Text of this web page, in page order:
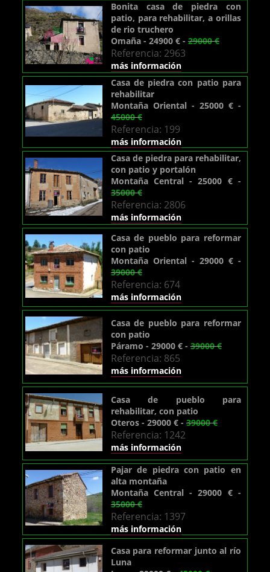
Bonita casa de piedra con
patio, para rehabilitar, a orillas
de rio truchero
Omaña - 24900 € - 29000 €
Referencia: 2963
más información
Casa de piedra con patio para
rehabilitar
Montaña Oriental - 25000 € -
45000 €
Referencia: 199
más información
Casa de piedra para rehabilitar,
con patio y portalón
Montaña Central - 25000 € -
35000 €
Referencia: 2806
más información
Casa de pueblo para reformar
con patio
Montaña Oriental - 29000 € -
39000 €
Referencia: 674
más información
Casa de pueblo para reformar
con patio
Páramo - 29000 € - 39000 €
Referencia: 865
más información
Casa de pueblo para
rehabilitar, con patio
Oteros - 29000 € - 39000 €
Referencia: 1242
más información
Pajar de piedra con patio en
alta montaña
Montaña Central - 29000 € -
35000 €
Referencia: 1397
más información
Casa para reformar junto al río
Luna